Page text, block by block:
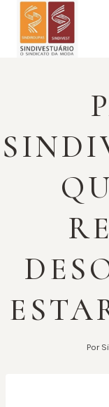
Pular
Por